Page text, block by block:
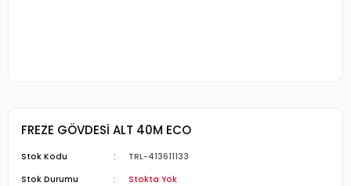
FREZE GÖVDESİ ALT 40M ECO
Stok Kodu
TRL-413611133
Stok Durumu
Stokta Yok